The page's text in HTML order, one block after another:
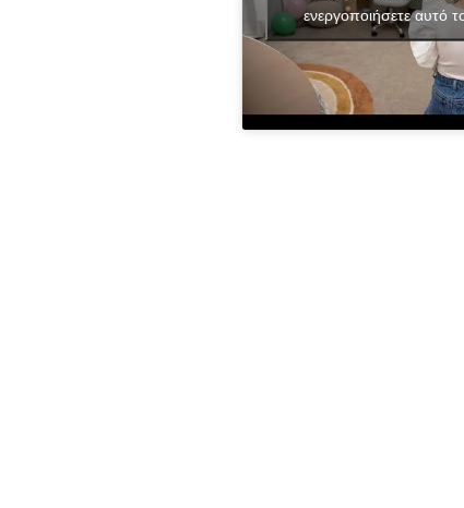
ενεργοποιήσετε αυτό